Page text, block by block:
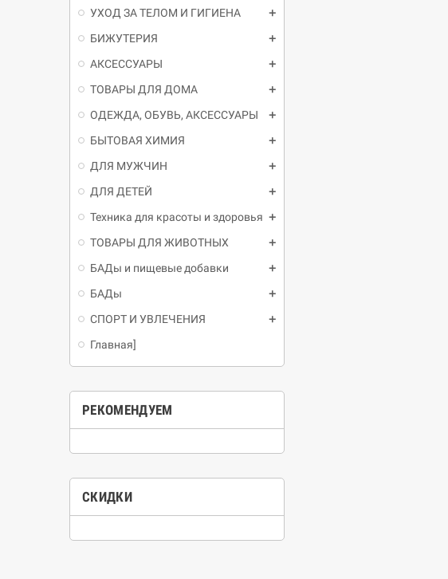
УХОД ЗА ТЕЛОМ И ГИГИЕНА
БИЖУТЕРИЯ
АКСЕССУАРЫ
ТОВАРЫ ДЛЯ ДОМА
ОДЕЖДА, ОБУВЬ, АКСЕССУАРЫ
БЫТОВАЯ ХИМИЯ
ДЛЯ МУЖЧИН
ДЛЯ ДЕТЕЙ
Техника для красоты и здоровья
ТОВАРЫ ДЛЯ ЖИВОТНЫХ
БАДы и пищевые добавки
БАДы
СПОРТ И УВЛЕЧЕНИЯ
Главная]
РЕКОМЕНДУЕМ
СКИДКИ